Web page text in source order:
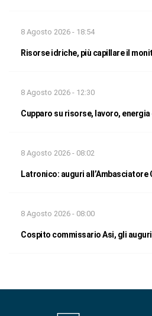
8 Agosto 2026 - 18:54
Risorse idriche, più capillare il
8 Agosto 2026 - 12:30
Cupparo su risorse, lavoro, energia
8 Agosto 2026 - 08:02
Latronico: auguri all’Ambasciatore
8 Agosto 2026 - 08:00
Cospito commissario Asi, gli